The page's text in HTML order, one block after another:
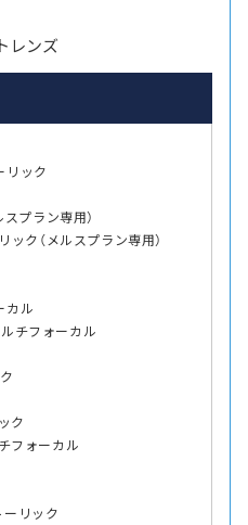
レンズ
リック
プラン専用）
ク（メルスプラン専用）
カル
チフォーカル
ク
フォーカル
リック